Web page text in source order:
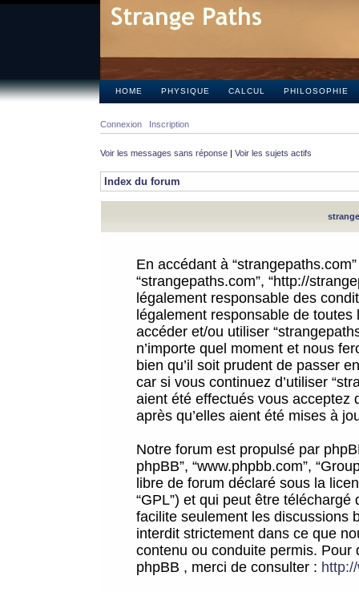
HOME PHYSIQUE CALCUL PHILOSOPHIE
Connexion Inscription
Voir les messages sans réponse | Voir les sujets actifs
Index du forum
En accédant à
“strangepaths.com”, “http://
légalement responsable des
légalement responsable de
accéder et/ou utiliser
n’importe quel moment et nous
bien qu’il soit prudent de passer
car si vous continuez d’utiliser
aient été effectués vous acceptez
après qu’elles aient été mises à
Notre forum est propulsé par
phpBB”, “www.phpbb.com”,
libre de forum déclaré sous la
“GPL”) et qui peut être téléchargé
facilite seulement les discussions
interdit strictement dans ce que
contenu ou conduite permis.
phpBB , merci de consulter :